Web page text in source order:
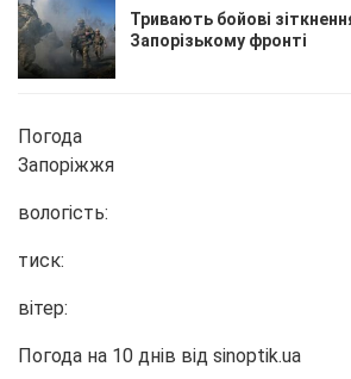
Тривають бойові
Запорізькому фронті
Погода
Запоріжжя
вологість:
тиск:
вітер:
Погода на 10 днів від sinoptik.ua